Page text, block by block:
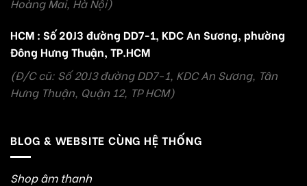
HCM : Số 20J3 đường DD7-1, KDC An Sương, phường
Đông Hưng Thuận, TP.HCM
(Đ/C cũ: Số 20J3 đường DD7-1, KDC An Sương, Tân
Hưng Thuận, Quận 12, TP HCM)
BLOG & WEBSITE CÙNG HỆ THỐNG
Shop âm thanh